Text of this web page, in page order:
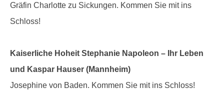
Gräfin Charlotte zu Sickungen. Kommen Sie mit ins
Schloss!
Kaiserliche Hoheit Stephanie Napoleon – Ihr Leben
und Kaspar Hauser (Mannheim)
Josephine von Baden. Kommen Sie mit ins Schloss!